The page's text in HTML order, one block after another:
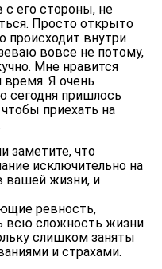
с его стороны, не
Просто открыто
происходит внутри
вовсе не потому,
Мне нравится
время. Я очень
сегодня пришлось
приехать на
заметите, что
исключительно на
вашей жизни, и
ревность,
всю сложность жизни
слишком заняты
и страхами.